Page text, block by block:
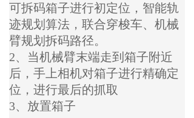
可拆码箱子进行初定位，智能轨
迹规划算法，联合穿梭车、机械
臂规划拆码路径。
2、当机械臂末端走到箱子附近
后，手上相机对箱子进行精确定
位，进行最后的抓取
3、放置箱子